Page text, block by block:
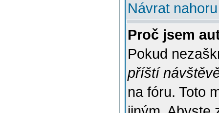
Návrat nahoru
Proč jsem
Pokud
příští
na fóru. Toto